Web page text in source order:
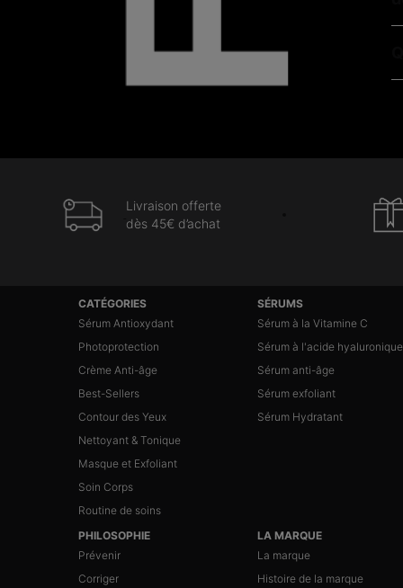
Livraison offerte
dès 45€ d’achat
Navigation du pied de page
CATÉGORIES
Sérum Antioxydant
Photoprotection
Crème Anti-âge
Best-Sellers
Contour des Yeux
Nettoyant & Tonique
Masque et Exfoliant
Soin Corps
Routine de soins
SÉRUMS
Sérum à la Vitamine C
Sérum à l'acide hyaluronique
Sérum anti-âge
Sérum exfoliant
Sérum Hydratant
PHILOSOPHIE
Prévenir
Corriger
LA MARQUE
La marque
Histoire de la marque